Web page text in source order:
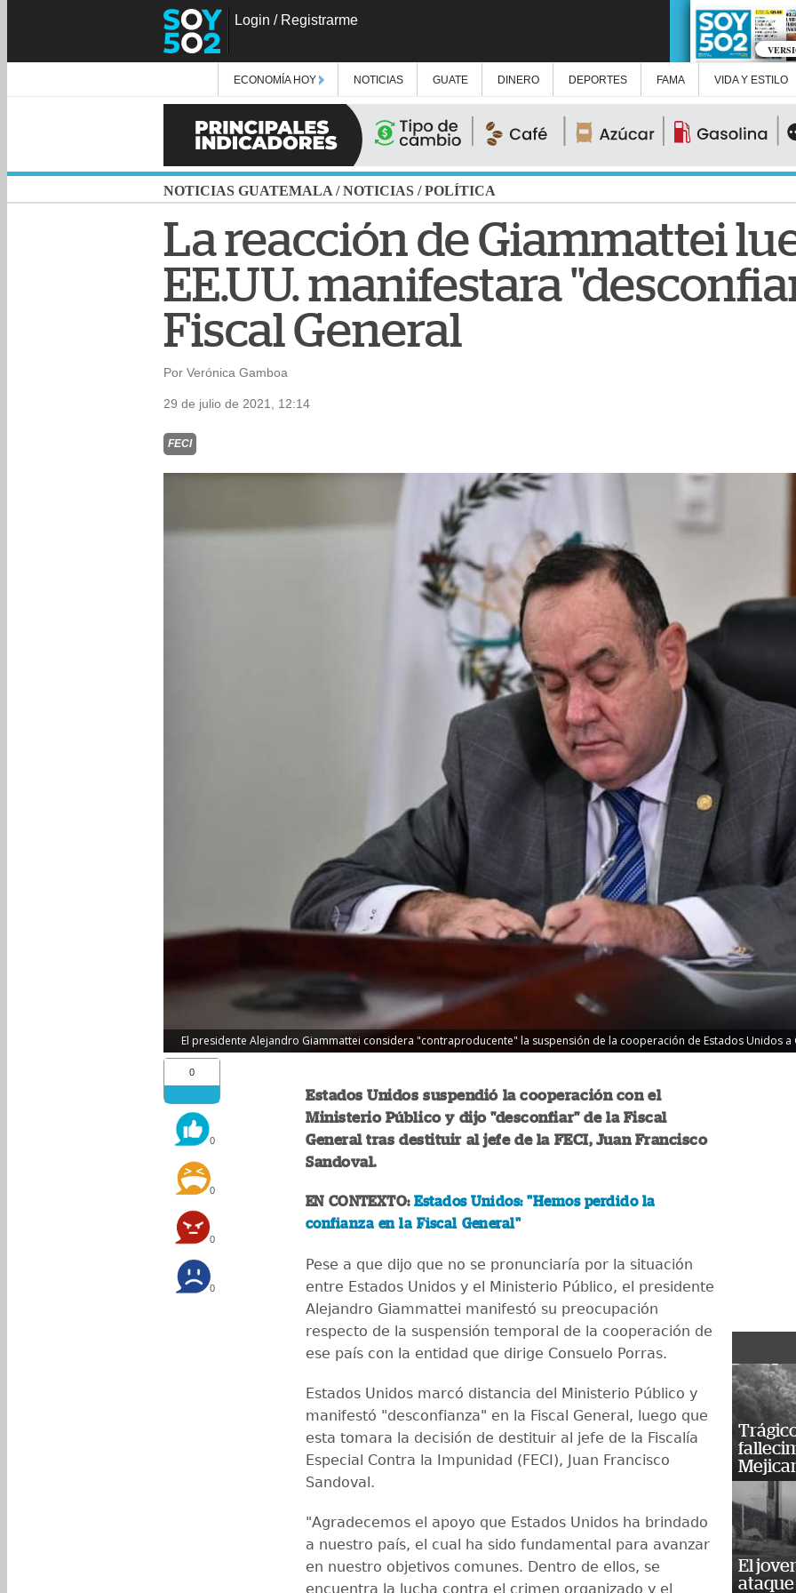
Login / Registrarme
ECONOMÍA HOY NOTICIAS GUATE DINERO DEPORTES FAMA VIDA Y ESTILO
NOTICIAS GUATEMALA /NOTICIAS /POLÍTICA
La reacción de Giammattei
EE.UU. manifestara
Fiscal General
Por Verónica Gamboa
29 de julio de 2021, 12:14
FECI
El presidente Alejandro Giammattei considera "contraproducente" la suspensión de la cooperación de Estados Unidos a
0
0
0
0
0
Estados Unidos suspendió la cooperación con el
Ministerio Público y dijo "desconfiar" de la Fiscal
General tras destituir al jefe de la FECI, Juan Francisco
Sandoval.
EN CONTEXTO:Estados Unidos: "Hemos perdido la
confianza en la Fiscal General"
Pese a que dijo que no se pronunciaría por la situación
entre Estados Unidos y el Ministerio Público, el presidente
Alejandro Giammattei manifestó su preocupación
respecto de la suspensión temporal de la cooperación de
ese país con la entidad que dirige Consuelo Porras.
Estados Unidos marcó distancia del Ministerio Público y
manifestó "desconfianza" en la Fiscal General, luego que
esta tomara la decisión de destituir al jefe de la Fiscalía
Especial Contra la Impunidad (FECI), Juan Francisco
Sandoval.
"Agradecemos el apoyo que Estados Unidos ha brindado
a nuestro país, el cual ha sido fundamental para avanzar
en nuestro objetivos comunes. Dentro de ellos, se
encuentra la lucha contra el crimen organizado y el
El